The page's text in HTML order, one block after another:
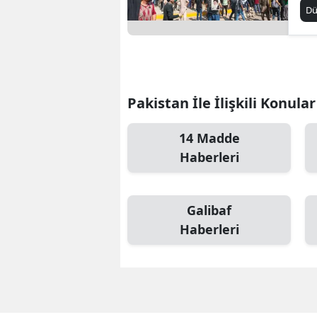
6
Pakistan İle İlişkili Konular
14 Madde
Haberleri
Galibaf
Haberleri